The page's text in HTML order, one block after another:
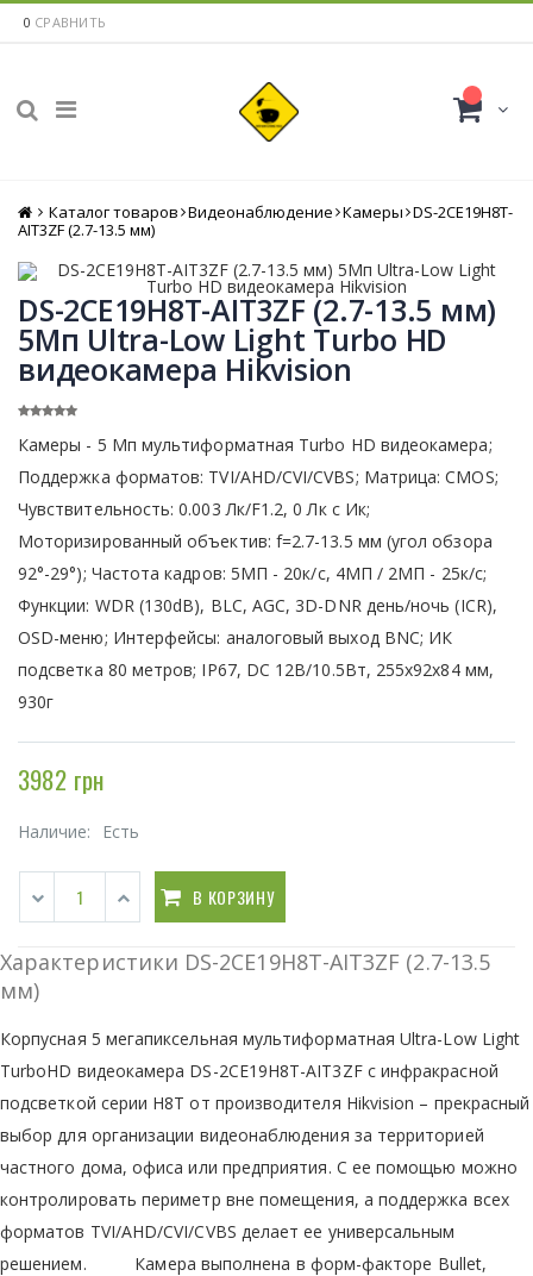
0 СРАВНИТЬ
Главная
Каталог товаров Видеонаблюдение Камеры DS-2CE19H8T-
AIT3ZF (2.7-13.5 мм)
DS-2CE19H8T-AIT3ZF (2.7-13.5 мм)
5Мп Ultra-Low Light Turbo HD
видеокамера Hikvision
Камеры - 5 Мп мультиформатная Turbo HD видеокамера;
Поддержка форматов: TVI/AHD/CVI/CVBS; Матрица: CMOS;
Чувствительность: 0.003 Лк/F1.2, 0 Лк c Ик;
Моторизированный объектив: f=2.7-13.5 мм (угол обзора
92°-29°); Частота кадров: 5МП - 20к/с, 4МП / 2МП - 25к/с;
Функции: WDR (130dB), BLC, AGC, 3D-DNR день/ночь (ICR),
OSD-меню; Интерфейсы: аналоговый выход BNC; ИК
подсветка 80 метров; IP67, DC 12В/10.5Вт, 255x92x84 мм,
930г
3982 грн
Наличие: Есть
В КОРЗИНУ
Характеристики DS-2CE19H8T-AIT3ZF (2.7-13.5
мм)
Корпусная 5 мегапиксельная мультиформатная Ultra-Low Light
TurboHD видеокамера DS-2CE19H8T-AIT3ZF с инфракрасной
подсветкой серии H8T от производителя Hikvision – прекрасный
выбор для организации видеонаблюдения за территорией
частного дома, офиса или предприятия. С ее помощью можно
контролировать периметр вне помещения, а поддержка всех
форматов TVI/AHD/CVI/CVBS делает ее универсальным
решением. Камера выполнена в форм-факторе Bullet,